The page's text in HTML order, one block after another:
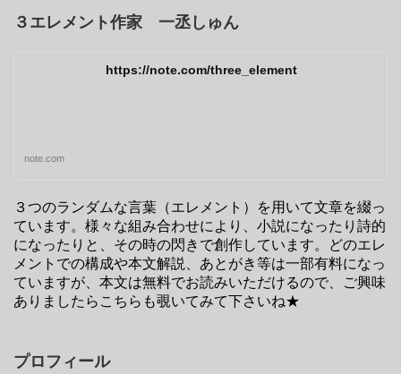
３エレメント作家 一丞しゅん
https://note.com/three_element
note.com
３つのランダムな言葉（エレメント）を用いて文章を綴っ
ています。様々な組み合わせにより、小説になったり詩的
になったりと、その時の閃きで創作しています。どのエレ
メントでの構成や本文解説、あとがき等は一部有料になっ
ていますが、本文は無料でお読みいただけるので、ご興味
ありましたらこちらも覗いてみて下さいね★
プロフィール